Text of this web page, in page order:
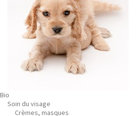
Bio
Soin du visage
Crèmes, masques